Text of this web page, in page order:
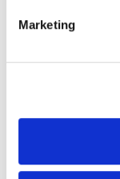
Marketing